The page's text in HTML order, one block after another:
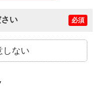
い 必須
しない